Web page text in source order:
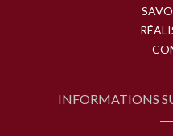
INFORMATIONS